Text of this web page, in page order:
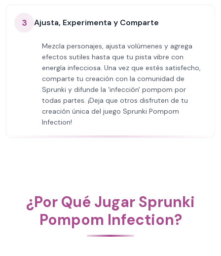
3 Ajusta, Experimenta y Comparte
Mezcla personajes, ajusta volúmenes y agrega
efectos sutiles hasta que tu pista vibre con
energía infecciosa. Una vez que estés satisfecho,
comparte tu creación con la comunidad de
Sprunki y difunde la 'infección' pompom por
todas partes. ¡Deja que otros disfruten de tu
creación única del juego Sprunki Pompom
Infection!
¿Por Qué Jugar Sprunki
Pompom Infection?